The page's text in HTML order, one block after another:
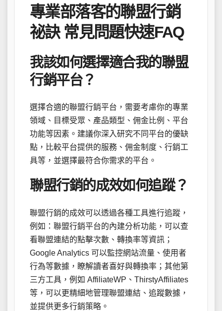
專業部落客的聯盟行銷
祕訣 常見問題快速FAQ
我該如何選擇適合我的聯盟
行銷平台？
選擇合適的聯盟行銷平台，需要考慮你的專業
領域、目標受眾、產品類型、佣金比例、平台
功能等因素。建議你深入研究不同平台的優缺
點，比較平台提供的服務、佣金制度、行銷工
具等，並選擇最符合你需求的平台。
聯盟行銷的成效如何追蹤？
聯盟行銷的成效可以透過各種工具進行追蹤，
例如：聯盟行銷平台的內建分析功能，可以查
看聯盟連結的點擊次數、轉換率等資訊；
Google Analytics 可以監控網站流量、使用者
行為等數據，瞭解讀者喜好與轉換率；其他第
三方工具，例如 AffiliateWP、ThirstyAffiliates
等，可以更精細地管理聯盟連結、追蹤數據，
並提供更多行銷策略。